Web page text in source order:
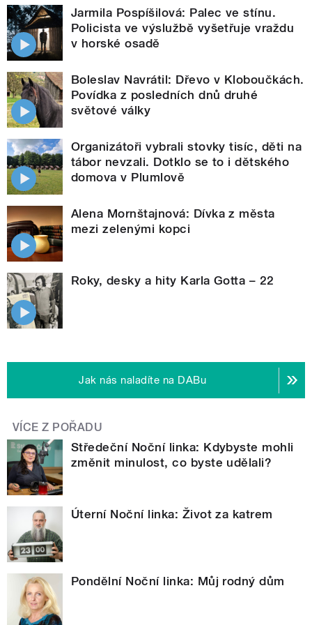
Jarmila Pospíšilová: Palec ve stínu.
Policista ve výslužbě vyšetřuje vraždu
v horské osadě
Boleslav Navrátil: Dřevo v Kloboučkách.
Povídka z posledních dnů druhé
světové války
Organizátoři vybrali stovky tisíc, děti na
tábor nevzali. Dotklo se to i dětského
domova v Plumlově
Alena Mornštajnová: Dívka z města
mezi zelenými kopci
Roky, desky a hity Karla Gotta – 22
Jak nás naladíte na DABu
VÍCE Z POŘADU
Středeční Noční linka: Kdybyste mohli
změnit minulost, co byste udělali?
Úterní Noční linka: Život za katrem
Pondělní Noční linka: Můj rodný dům